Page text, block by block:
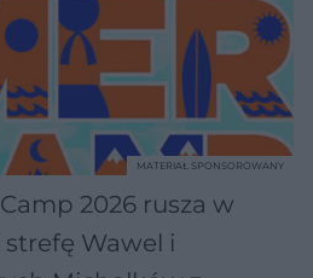
2026 rusza w
Wawel i
MATERIAŁ SPONSOROWANY